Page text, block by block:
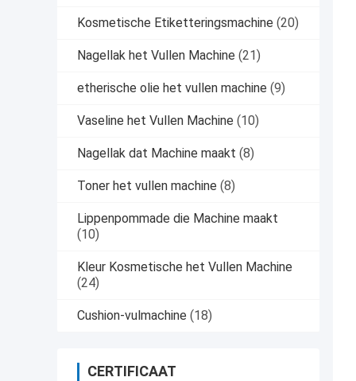
Kosmetische Etiketteringsmachine (20)
Nagellak het Vullen Machine (21)
etherische olie het vullen machine (9)
Vaseline het Vullen Machine (10)
Nagellak dat Machine maakt (8)
Toner het vullen machine (8)
Lippenpommade die Machine maakt
(10)
Kleur Kosmetische het Vullen Machine
(24)
Cushion-vulmachine (18)
CERTIFICAAT